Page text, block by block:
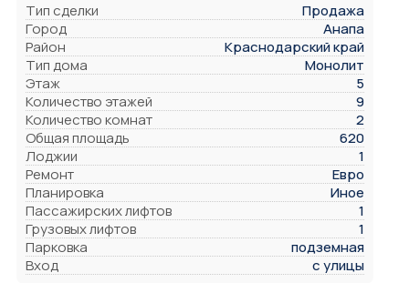
Тип сделки
Продажа
Город
Анапа
Район
Краснодарский край
Тип дома
Монолит
Этаж
5
Количество этажей
9
Количество комнат
2
Общая площадь
620
Лоджии
1
Ремонт
Евро
Планировка
Иное
Пассажирских лифтов
1
Грузовых лифтов
1
Парковка
подземная
Вход
с улицы